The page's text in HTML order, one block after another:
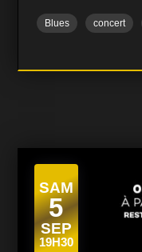
Blues concert
SAM
5
SEP
19H30